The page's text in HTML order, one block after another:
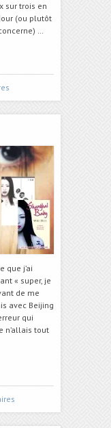
sur trois en
(ou plutôt
…
que j’ai
« super, je
de me
avec Beijing
qui
n’allais tout